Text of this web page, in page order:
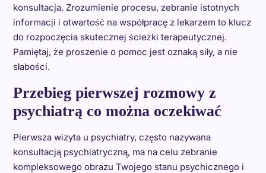
konsultacja. Zrozumienie procesu, zebranie istotnych
informacji i otwartość na współpracę z lekarzem to klucz
do rozpoczęcia skutecznej ścieżki terapeutycznej.
Pamiętaj, że proszenie o pomoc jest oznaką siły, a nie
słabości.
Przebieg pierwszej rozmowy z
psychiatrą co można oczekiwać
Pierwsza wizyta u psychiatry, często nazywana
konsultacją psychiatryczną, ma na celu zebranie
kompleksowego obrazu Twojego stanu psychicznego i